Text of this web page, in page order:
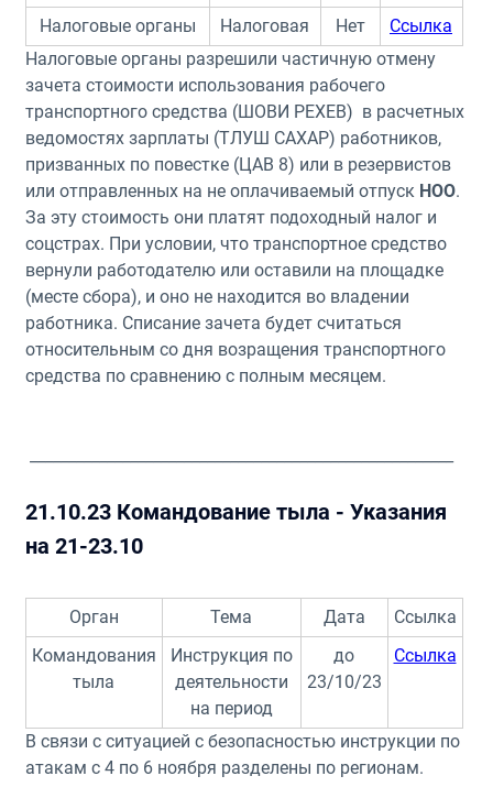
Налоговые органы
Налоговая Нет
Ссылка
Налоговые органы разрешили частичную отмену
зачета стоимости использования рабочего
транспортного средства (ШОВИ РЕХЕВ) в расчетных
ведомостях зарплаты (ТЛУШ САХАР) работников,
призванных по повестке (ЦАВ 8) или в резервистов
или отправленных на не оплачиваемый отпуск НОО.
За эту стоимость они платят подоходный налог и
соцстрах. При условии, что транспортное средство
вернули работодателю или оставили на площадке
(месте сбора), и оно не находится во владении
работника. Списание зачета будет считаться
относительным со дня возращения транспортного
средства по сравнению с полным месяцем.
21.10.23 Командование тыла - Указания
на 21-23.10
Орган Тема Дата
Ссылка
Командования
тыла
Инструкция по
деятельности
на период
до
23/10/23
Ссылка
В связи с ситуацией с безопасностью инструкции по
атакам с 4 по 6 ноября разделены по регионам.